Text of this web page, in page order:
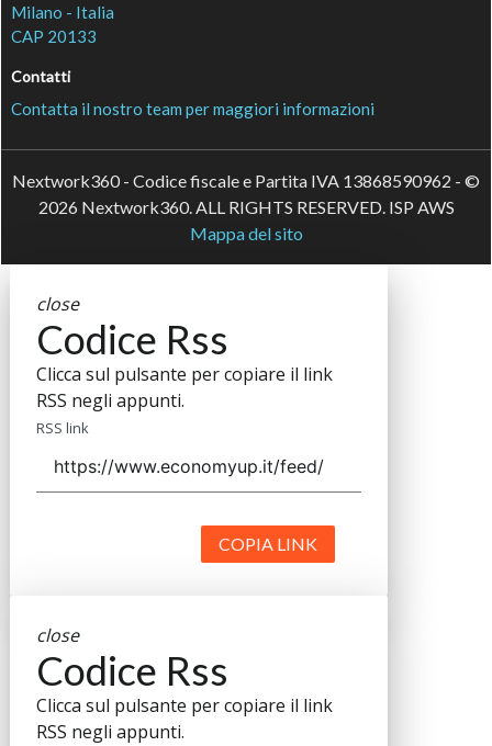
Milano - Italia
CAP 20133
Contatti
Contatta il nostro team per maggiori informazioni
Nextwork360 - Codice fiscale e Partita IVA 13868590962 - ©
2026 Nextwork360. ALL RIGHTS RESERVED. ISP AWS
Mappa del sito
close
Codice Rss
Clicca sul pulsante per copiare il link
RSS negli appunti.
RSS link
COPIA LINK
close
Codice Rss
Clicca sul pulsante per copiare il link
RSS negli appunti.